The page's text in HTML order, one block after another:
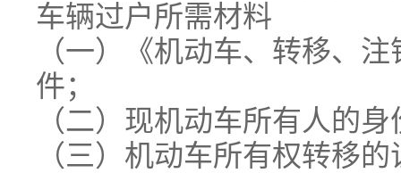
车辆过户所需材料
（一）《机动车、转移、
件；
（二）现机动车所有人的
（三）机动车所有权转移